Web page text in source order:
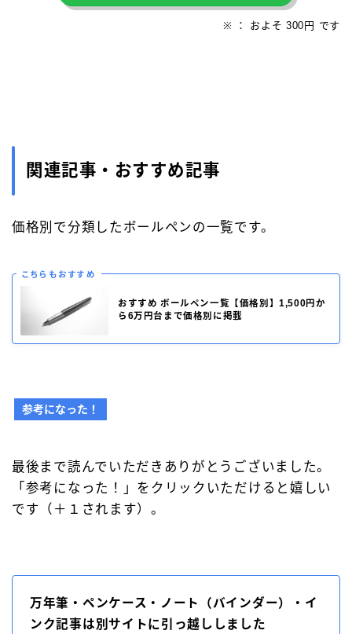
※ ： およそ 300円 です
関連記事・おすすめ記事
価格別で分類したボールペンの一覧です。
こちらもおすすめ
おすすめ ボールペン一覧【価格別】1,500円か
ら6万円台まで価格別に掲載
参考になった！
最後まで読んでいただきありがとうございました。
「参考になった！」をクリックいただけると嬉しい
です（＋１されます）。
万年筆・ペンケース・ノート（バインダー）・イ
ンク記事は別サイトに引っ越ししました